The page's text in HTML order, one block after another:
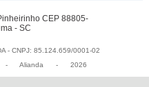
CEP 88805-
- SC
- CNPJ: 85.124.659/0001-02
Alianda - 2026